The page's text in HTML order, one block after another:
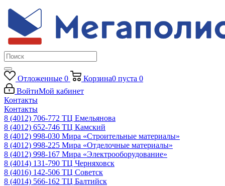
Отложенные 0 Корзина0 пуста 0
ВойтиМой кабинет
Контакты
Контакты
8 (4012) 706-772 ТЦ Емельянова
8 (4012) 652-746 ТЦ Камский
8 (4012) 998-030 Мира «Строительные материалы»
8 (4012) 998-225 Мира «Отделочные материалы»
8 (4012) 998-167 Мира «Электрооборудование»
8 (4014) 131-790 ТЦ Черняховск
8 (4016) 142-506 ТЦ Советск
8 (4014) 566-162 ТЦ Балтийск